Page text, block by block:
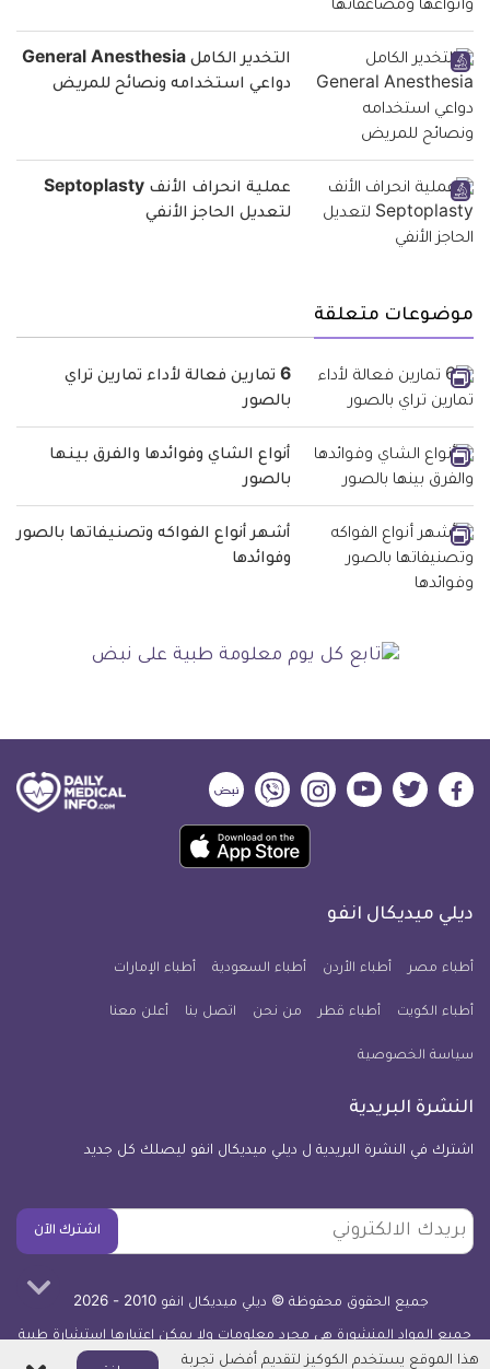
التخدير الكامل General Anesthesia
دواعي استخدامه ونصائح للمريض
عملية انحراف الأنف Septoplasty
لتعديل الحاجز الأنفي
موضوعات متعلقة
6 تمارين فعالة لأداء تمارين تراي
بالصور
أنواع الشاي وفوائدها والفرق بينها
بالصور
أشهر أنواع الفواكه وتصنيفاتها بالصور
وفوائدها
ديلي
فيسبوك
ديلي
تويتر
ديلي
ميديكال
يوتيوب
ديلي
ميديكال
انفو
ديلي
ميديكال
انفو
ديلي
ميديكال
انفو
حمل
تطبيق
معلومة
للآيفون
ديلي ميديكال انفو
أطباء مصر أطباء الأردن أطباء السعودية أطباء الإمارات
أطباء الكويت أطباء قطر من نحن اتصل بنا أعلن معنا
سياسة الخصوصية
النشرة البريدية
اشترك في النشرة البريدية ل ديلي ميديكال انفو ليصلك كل جديد
بريدك
الالكتروني
اشترك الآن
جميع الحقوق محفوظة © ديلي ميديكال انفو 2010 - 2026
جميع المواد المنشورة هي مجرد معلومات ولا يمكن اعتبارها استشارة طبية
أو توصية علاجية - اعرف المزيد
هذا الموقع يستخدم الكوكيز لتقديم أفضل تجربة